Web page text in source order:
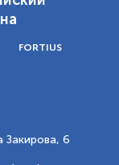
FORTIUS
Закирова, 6